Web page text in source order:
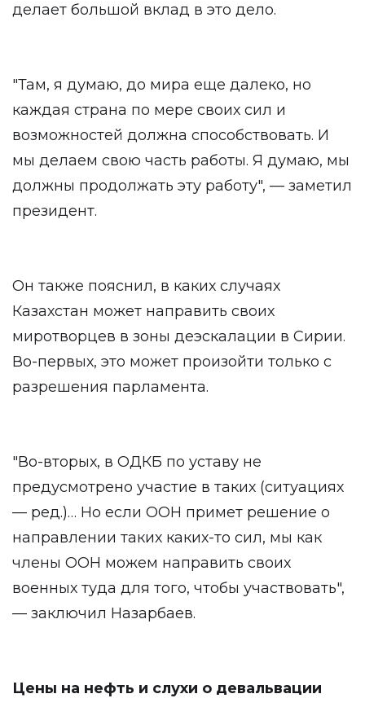
делает большой вклад в это дело.
"Там, я думаю, до мира еще далеко, но
каждая страна по мере своих сил и
возможностей должна способствовать. И
мы делаем свою часть работы. Я думаю, мы
должны продолжать эту работу", — заметил
президент.
Он также пояснил, в каких случаях
Казахстан может направить своих
миротворцев в зоны деэскалации в Сирии.
Во-первых, это может произойти только с
разрешения парламента.
"Во-вторых, в ОДКБ по уставу не
предусмотрено участие в таких (ситуациях
— ред.)… Но если ООН примет решение о
направлении таких каких-то сил, мы как
члены ООН можем направить своих
военных туда для того, чтобы участвовать",
— заключил Назарбаев.
Цены на нефть и слухи о девальвации